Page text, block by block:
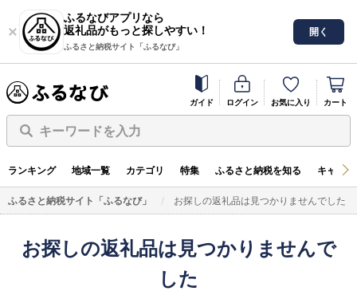
ふるなびアプリなら
返礼品がもっと探しやすい！
ふるさと納税サイト「ふるなび」
開く
ガイド ログイン お気に入り カート
キーワードを入力
ランキング 地域一覧 カテゴリ 特集 ふるさと納税を知る キャン
ふるさと納税サイト「ふるなび」 お探しの返礼品は見つかりませんでした
お探しの返礼品は見つかりませんで
した